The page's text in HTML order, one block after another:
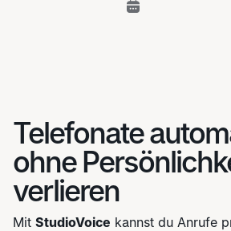
Telefonate
ohne
verlieren
Mit StudioVoice kannst du Anrufe